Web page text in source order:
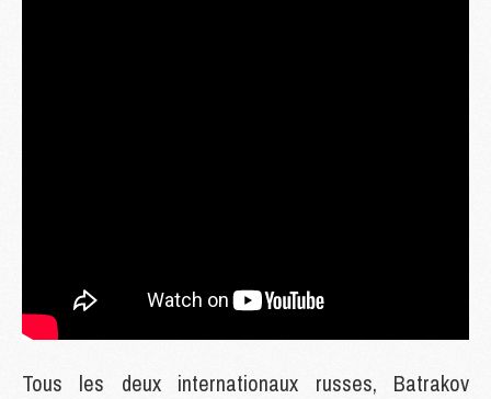
Tous les deux internationaux russes, Batrakov